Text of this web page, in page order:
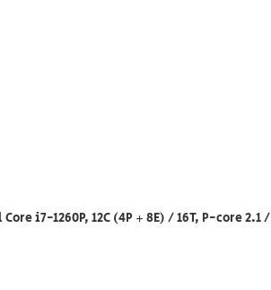
i7-1260P, 12C (4P + 8E) / 16T, P-core